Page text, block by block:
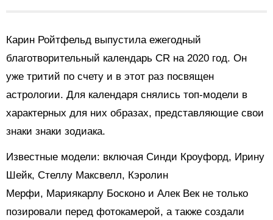
Карин Ройтфельд выпустила ежегодный
благотворительный календарь CR на 2020 год. Он
уже тритий по счету и в этот раз посвящен
астрологии. Для календаря снялись топ-модели в
характерных для них образах, представляющие свои
знаки знаки зодиака.
Известные модели: включая Синди Кроуфорд, Ирину
Шейк, Стеллу Максвелл, Кэролин
Мерфи, Мариякарлу Босконо и Алек Век не только
позировали перед фотокамерой, а также создали